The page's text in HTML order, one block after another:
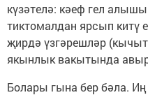
күзәтелә: кәеф гел
тиктомалдан ярсып китү
җирдә үзгәрешләр
якынлык вакытында
Болары гына бер бәла.